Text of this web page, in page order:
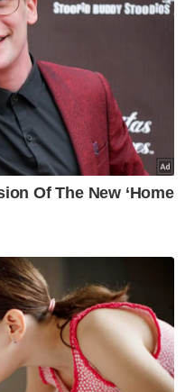
Filipina
gelaran dunia di
sertai
terima €17 juta